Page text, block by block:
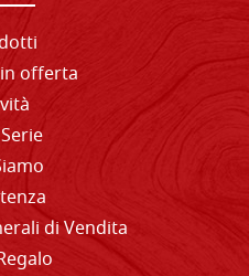
offerta
di Vendita